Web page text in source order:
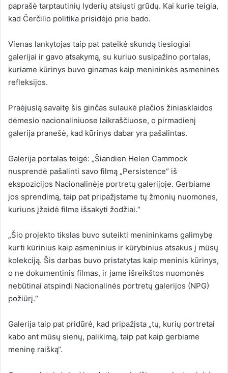
paprašė tarptautinių lyderių atsiųsti grūdų. Kai kurie teigia,
kad Čerčilio politika prisidėjo prie bado.
Vienas lankytojas taip pat pateikė skundą tiesiogiai
galerijai ir gavo atsakymą, su kuriuo susipažino portalas,
kuriame kūrinys buvo ginamas kaip menininkės asmeninės
refleksijos.
Praėjusią savaitę šis ginčas sulaukė plačios žiniasklaidos
dėmesio nacionaliniuose laikraščiuose, o pirmadienį
galerija pranešė, kad kūrinys dabar yra pašalintas.
Galerija portalas teigė: „Šiandien Helen Cammock
nusprendė pašalinti savo filmą „Persistence“ iš
ekspozicijos Nacionalinėje portretų galerijoje. Gerbiame
jos sprendimą, taip pat pripažįstame tų žmonių nuomones,
kuriuos įžeidė filme išsakyti žodžiai.“
„Šio projekto tikslas buvo suteikti menininkams galimybę
kurti kūrinius kaip asmeninius ir kūrybinius atsakus į mūsų
kolekciją. Šis darbas buvo pristatytas kaip meninis kūrinys,
o ne dokumentinis filmas, ir jame išreikštos nuomonės
nebūtinai atspindi Nacionalinės portretų galerijos (NPG)
požiūrį.“
Galerija taip pat pridūrė, kad pripažįsta „tų, kurių portretai
kabo ant mūsų sienų, palikimą, taip pat kaip gerbiame
meninę raišką“.